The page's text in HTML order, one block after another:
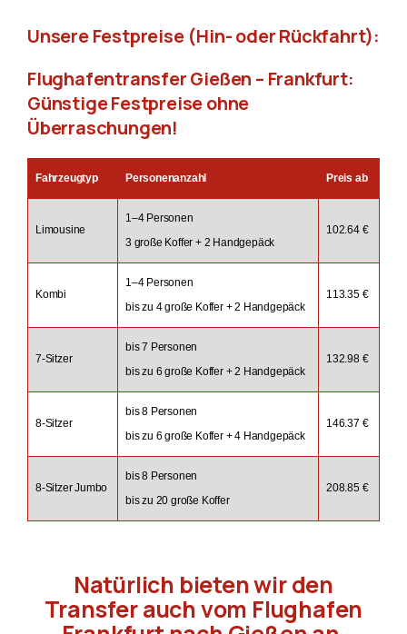
Unsere Festpreise (Hin- oder Rückfahrt):
Flughafentransfer Gießen – Frankfurt:
Günstige Festpreise ohne
Überraschungen!
Fahrzeugtyp Personenanzahl Preis ab
Limousine
1–4 Personen
3 große Koffer + 2 Handgepäck
102.64 €
Kombi
1–4 Personen
bis zu 4 große Koffer + 2 Handgepäck
113.35 €
7-Sitzer
bis 7 Personen
bis zu 6 große Koffer + 2 Handgepäck
132.98 €
8-Sitzer
bis 8 Personen
bis zu 6 große Koffer + 4 Handgepäck
146.37 €
8-Sitzer Jumbo
bis 8 Personen
bis zu 20 große Koffer
208.85 €
Natürlich bieten wir den
Transfer auch vom Flughafen